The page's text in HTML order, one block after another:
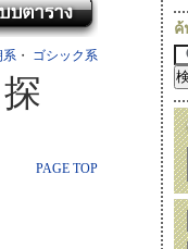
ค้
系 ・ ゴシック系
PAGE TOP